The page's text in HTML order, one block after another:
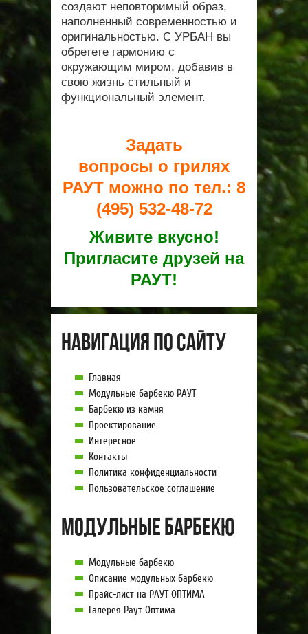
создают неповторимый образ,
наполненный современностью и
оригинальностью. С УРБАН вы
обретете гармонию с
окружающим миром, добавив в
свою жизнь стильный и
функциональный элемент.
Задать
вопросы о грилях
РАУТ можно по тел.: 8
(495) 532-48-72
Живите вкусно!
Пригласите друзей на
РАУТ!
Навигация по сайту
Главная
Модульные барбекю РАУТ
Барбекю из камня
Проектирование
Интересное
Контакты
Политика конфиденциальности
Пользовательское соглашение
Модульные барбекю
Модульные барбекю
Описание модульных барбекю
Прайс-лист на РАУТ ОПТИМА
Галерея Раут Оптима